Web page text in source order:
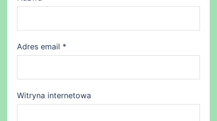
Adres email *
Witryna internetowa